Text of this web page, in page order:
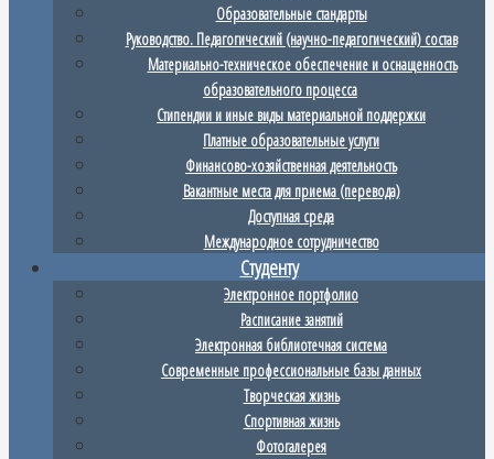
Образовательные стандарты
Руководство. Педагогический (научно-педагогический) состав
Материально-техническое обеспечение и оснащенность
образовательного процесса
Стипендии и иные виды материальной поддержки
Платные образовательные услуги
Финансово-хозяйственная деятельность
Вакантные места для приема (перевода)
Доступная среда
Международное сотрудничество
Студенту
Электронное портфолио
Расписание занятий
Электронная библиотечная система
Современные профессиональные базы данных
Творческая жизнь
Спортивная жизнь
Фотогалерея